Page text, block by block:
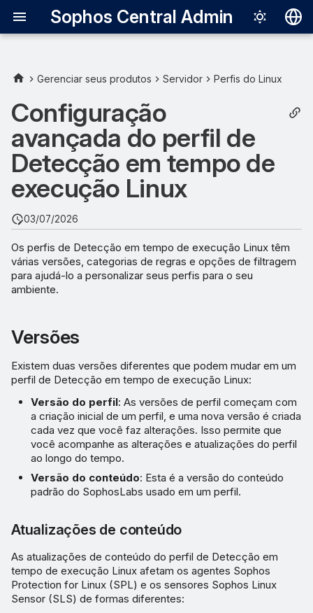
Sophos Central Admin
English
Italiano
日本語
Português
中文（繁體）
Atualizações de conteúdo
Categorias de regras
Análise de detecção
Auditar
Criptografia de dados
Detalhes
Filtros
Detalhes da regra
Listas de permissão e
bloqueio
Adicionar uma entrada
Gerenciar seus produtos Servidor Perfis do Linux
Configuração
avançada do perfil de
Detecção em tempo de
execução Linux
03/07/2026
Os perfis de Detecção em tempo de execução Linux têm
várias versões, categorias de regras e opções de filtragem
para ajudá-lo a personalizar seus perfis para o seu
ambiente.
Versões
Existem duas versões diferentes que podem mudar em um
perfil de Detecção em tempo de execução Linux:
Versão do perfil: As versões de perfil começam com
a criação inicial de um perfil, e uma nova versão é criada
cada vez que você faz alterações. Isso permite que
você acompanhe as alterações e atualizações do perfil
ao longo do tempo.
Versão do conteúdo: Esta é a versão do conteúdo
padrão do SophosLabs usado em um perfil.
Atualizações de conteúdo
As atualizações de conteúdo do perfil de Detecção em
tempo de execução Linux afetam os agentes Sophos
Protection for Linux (SPL) e os sensores Sophos Linux
Sensor (SLS) de formas diferentes: